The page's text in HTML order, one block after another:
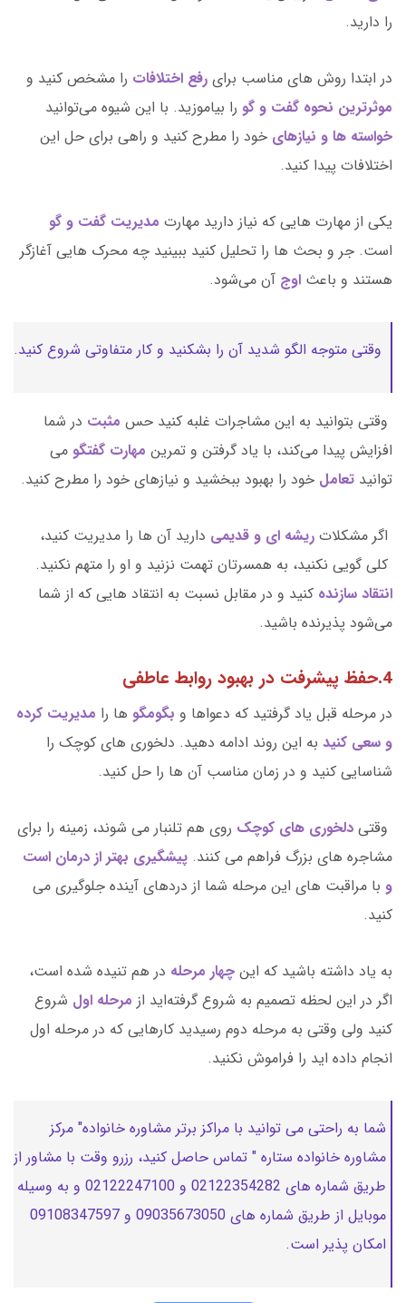
را دارید.
در ابتدا روش های مناسب برای رفع اختلافات را مشخص کنید و
موثرترین نحوه گفت و گو را بیاموزید. با این شیوه می‌توانید
خواسته ها و نیازهای خود را مطرح کنید و راهی برای حل این
اختلافات پیدا کنید.
یکی از مهارت هایی که نیاز دارید مهارت مدیریت گفت و گو
است. جر و بحث ها را تحلیل کنید ببینید چه محرک هایی آغازگر
هستند و باعث اوج آن می‌شود.
وقتی متوجه الگو شدید آن را بشکنید و کار متفاوتی شروع کنید.
وقتی بتوانید به این مشاجرات غلبه کنید حس مثبت در شما
افزایش پیدا می‌کند، با یاد گرفتن و تمرین مهارت گفتگو می
توانید تعامل خود را بهبود ببخشید و نیازهای خود را مطرح کنید.
اگر مشکلات ریشه ای و قدیمی دارید آن ها را مدیریت کنید،
کلی گویی نکنید، به همسرتان تهمت نزنید و او را متهم نکنید.
انتقاد سازنده کنید و در مقابل نسبت به انتقاد هایی که از شما
می‌شود پذیرنده باشید.
4.حفظ پیشرفت در بهبود روابط عاطفی
در مرحله قبل یاد گرفتید که دعواها و بگومگو ها را مدیریت کرده
و سعی کنید به این روند ادامه دهید. دلخوری های کوچک را
شناسایی کنید و در زمان مناسب آن ها را حل کنید.
وقتی دلخوری های کوچک روی هم تلنبار می شوند، زمینه را برای
مشاجره های بزرگ فراهم می کنند. پیشگیری بهتر از درمان است
و با مراقبت های این مرحله شما از دردهای آینده جلوگیری می
کنید.
به یاد داشته باشید که این چهار مرحله در هم تنیده شده است،
اگر در این لحظه تصمیم به شروع گرفته‌اید از مرحله اول شروع
کنید ولی وقتی به مرحله دوم رسیدید کارهایی که در مرحله اول
انجام داده اید را فراموش نکنید.
شما به راحتی می توانید با مراکز برتر مشاوره خانواده" مرکز
مشاوره خانواده ستاره " تماس حاصل کنید، رزرو وقت با مشاور از
طریق شماره های 02122354282 و 02122247100 و به وسیله
موبایل از طریق شماره های 09035673050 و 09108347597
امکان پذیر است.